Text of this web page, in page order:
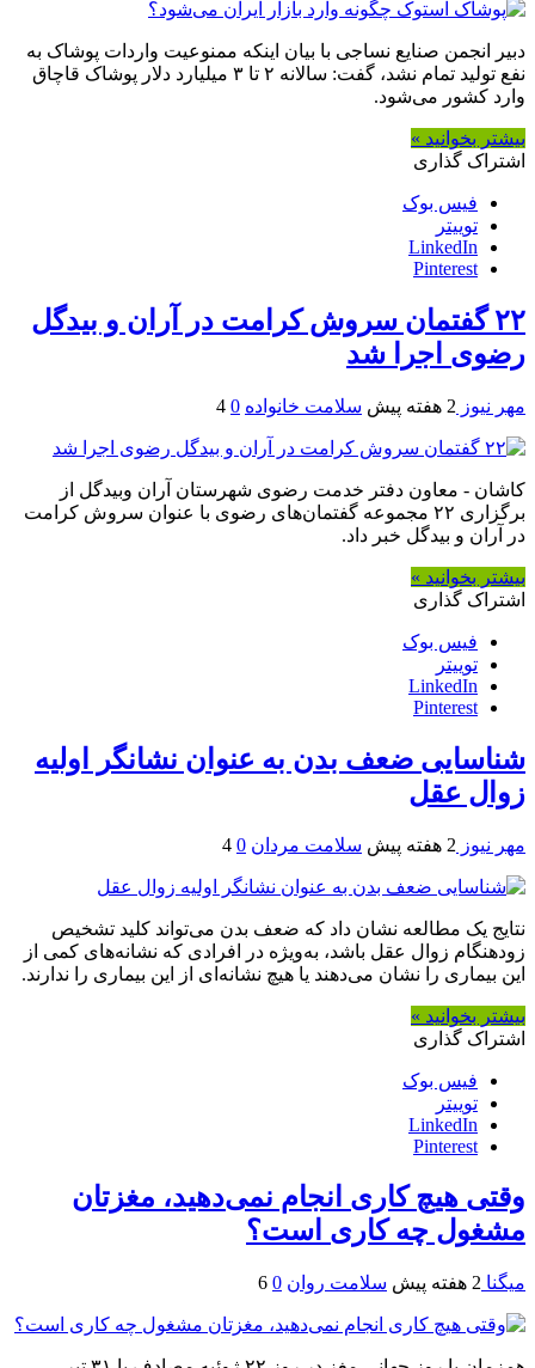
دبیر انجمن صنایع نساجی با بیان اینکه ممنوعیت واردات پوشاک به
نفع تولید تمام نشد، گفت: سالانه ۲ تا ۳ میلیارد دلار پوشاک قاچاق
وارد کشور می‌شود.
بیشتر بخوانید »
اشتراک گذاری
فیس بوک
توییتر
LinkedIn
Pinterest
۲۲ گفتمان سروش کرامت در آران و بیدگل
رضوی اجرا شد
مهر نیوز 2 هفته پیش سلامت خانواده 0
4
کاشان - معاون دفتر خدمت رضوی شهرستان آران وبیدگل از
برگزاری ۲۲ مجموعه گفتمان‌های رضوی با عنوان ‌سروش کرامت
در آران و بیدگل خبر داد.
بیشتر بخوانید »
اشتراک گذاری
فیس بوک
توییتر
LinkedIn
Pinterest
شناسایی ضعف بدن به عنوان نشانگر اولیه
زوال عقل
مهر نیوز 2 هفته پیش سلامت مردان 0
4
نتایج یک مطالعه نشان داد که ضعف بدن می‌تواند کلید تشخیص
زودهنگام زوال عقل باشد، به‌ویژه در افرادی که نشانه‌های کمی از
این بیماری را نشان می‌دهند یا هیچ نشانه‌ای از این بیماری را ندارند.
بیشتر بخوانید »
اشتراک گذاری
فیس بوک
توییتر
LinkedIn
Pinterest
وقتی هیچ کاری انجام نمی‌دهید، مغزتان
مشغول چه کاری است؟
میگنا 2 هفته پیش سلامت روان 0
6